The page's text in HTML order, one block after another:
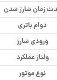
زمان شارژ شدن
دوام باتری
ورودی شارژ
ولتاژ عملکرد
نوع موتور